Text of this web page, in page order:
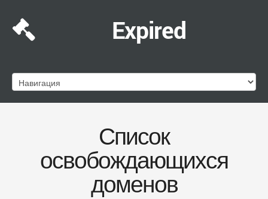
Expired
Список
освобождающихся
доменов